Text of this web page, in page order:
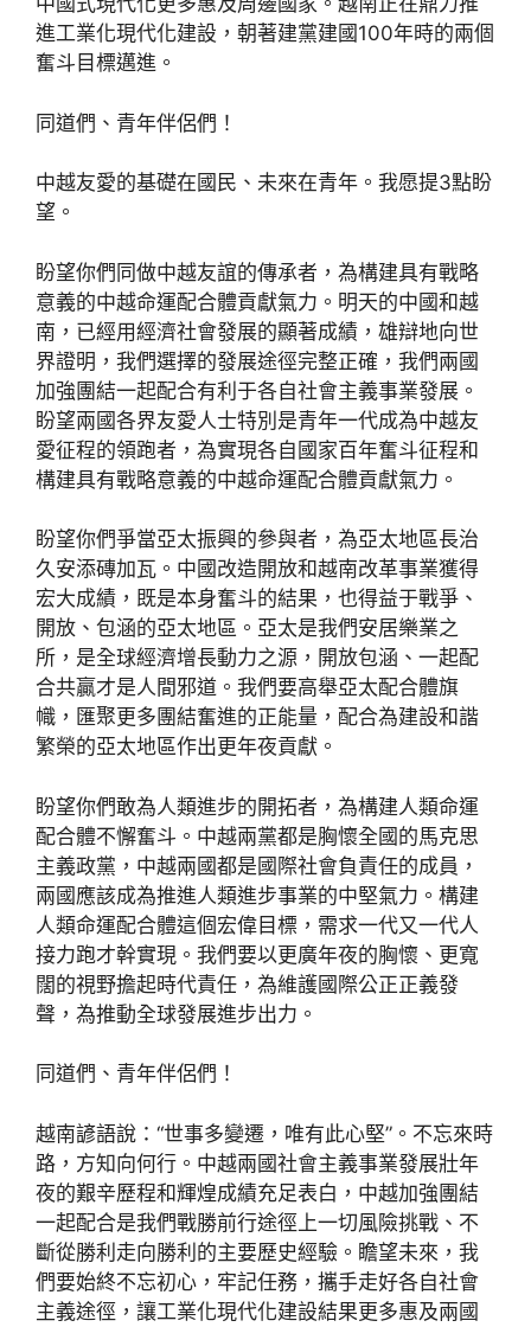
進工業化現代化建設，朝著建黨建國100年時的兩個
奮斗目標邁進。
同道們、青年伴侶們！
中越友愛的基礎在國民、未來在青年。我愿提3點盼
望。
盼望你們同做中越友誼的傳承者，為構建具有戰略
意義的中越命運配合體貢獻氣力。明天的中國和越
南，已經用經濟社會發展的顯著成績，雄辯地向世
界證明，我們選擇的發展途徑完整正確，我們兩國
加強團結一起配合有利于各自社會主義事業發展。
盼望兩國各界友愛人士特別是青年一代成為中越友
愛征程的領跑者，為實現各自國家百年奮斗征程和
構建具有戰略意義的中越命運配合體貢獻氣力。
盼望你們爭當亞太振興的參與者，為亞太地區長治
久安添磚加瓦。中國改造開放和越南改革事業獲得
宏大成績，既是本身奮斗的結果，也得益于戰爭、
開放、包涵的亞太地區。亞太是我們安居樂業之
所，是全球經濟增長動力之源，開放包涵、一起配
合共贏才是人間邪道。我們要高舉亞太配合體旗
幟，匯聚更多團結奮進的正能量，配合為建設和諧
繁榮的亞太地區作出更年夜貢獻。
盼望你們敢為人類進步的開拓者，為構建人類命運
配合體不懈奮斗。中越兩黨都是胸懷全國的馬克思
主義政黨，中越兩國都是國際社會負責任的成員，
兩國應該成為推進人類進步事業的中堅氣力。構建
人類命運配合體這個宏偉目標，需求一代又一代人
接力跑才幹實現。我們要以更廣年夜的胸懷、更寬
闊的視野擔起時代責任，為維護國際公正正義發
聲，為推動全球發展進步出力。
同道們、青年伴侶們！
越南諺語說：“世事多變遷，唯有此心堅”。不忘來時
路，方知向何行。中越兩國社會主義事業發展壯年
夜的艱辛歷程和輝煌成績充足表白，中越加強團結
一起配合是我們戰勝前行途徑上一切風險挑戰、不
斷從勝利走向勝利的主要歷史經驗。瞻望未來，我
們要始終不忘初心，牢記任務，攜手走好各自社會
主義途徑，讓工業化現代化建設結果更多惠及兩國